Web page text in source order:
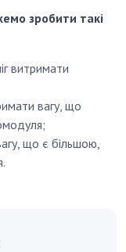
зробити такі
витримати
вагу, що
що є більшою,